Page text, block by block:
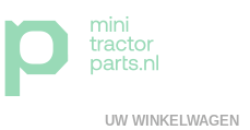
UW WINKELWAGEN